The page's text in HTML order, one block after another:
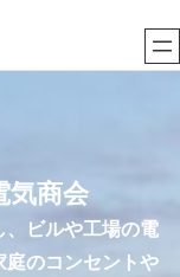
気商会
、ビルや工場の電
庭のコンセントや